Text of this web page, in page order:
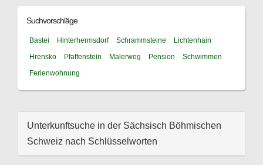
Suchvorschläge
Bastei Hinterhermsdorf Schrammsteine
Lichtenhain
Hrensko
Pfaffenstein Malerweg Pension
Schwimmen
Ferienwohnung
Unterkunftsuche in der Sächsisch Böhmischen
Schweiz nach Schlüsselworten